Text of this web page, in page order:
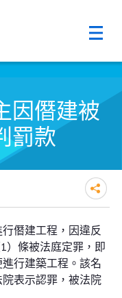
因僭建被
罰款
被法庭定
僭建工程，因違反
）條被法庭定罪，即
行建築工程。該名
表示認罪，被法院